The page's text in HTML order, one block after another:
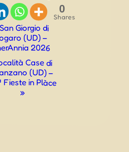
0
Shares
Giorgio di
(UD) –
2026
Case di
(UD) –
Fieste in Plàce
»